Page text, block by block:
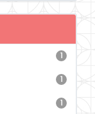
1
1
1